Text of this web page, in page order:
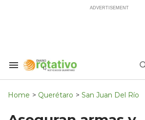
Search
Navigation
Home > Querétaro > San Juan Del Río